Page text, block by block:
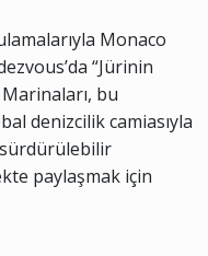
Monaco
“Jürinin
bu
denizcilik camiasıyla
paylaşmak için